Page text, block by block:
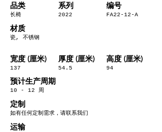
​品类
长椅
系列
2022
编号
FA22-12-A
材质
瓷, 不锈钢
宽度 (厘米)
137
厚度 (厘米)
54.5
高度 (厘米)
94
预计生产周期
10 - 12 周
定制
如有任何定制需求，请联系我们
运输